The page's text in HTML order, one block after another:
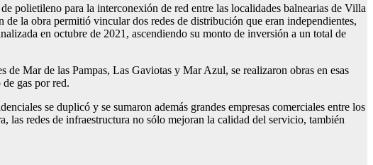
para la interconexión de red entre las localidades balnearias de Villa
la obra permitió vincular dos redes de distribución que eran independientes,
en octubre de 2021, ascendiendo su monto de inversión a un total de
Mar de las Pampas, Las Gaviotas y Mar Azul, se realizaron obras en esas
gas por red.
se duplicó y se sumaron además grandes empresas comerciales entre los
redes de infraestructura no sólo mejoran la calidad del servicio, también